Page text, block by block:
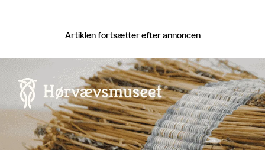
Artiklen fortsætter efter annoncen